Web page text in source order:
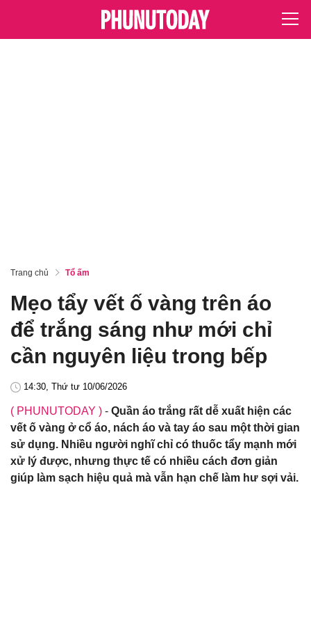
Trang chủ Tổ ấm
Mẹo tẩy vết ố vàng trên áo
để trắng sáng như mới chỉ
cần nguyên liệu trong bếp
14:30, Thứ tư 10/06/2026
( PHUNUTODAY ) - Quần áo trắng rất dễ xuất hiện các
vết ố vàng ở cổ áo, nách áo và tay áo sau một thời gian
sử dụng. Nhiều người nghĩ chỉ có thuốc tẩy mạnh mới
xử lý được, nhưng thực tế có nhiều cách đơn giản
giúp làm sạch hiệu quả mà vẫn hạn chế làm hư sợi vải.